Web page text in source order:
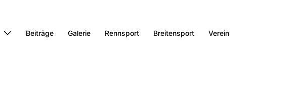
Beiträge Galerie Rennsport Breitensport Verein